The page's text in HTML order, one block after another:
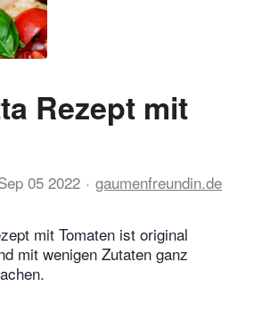
Rezept mit
05 2022 gaumenfreundin.de
mit Tomaten ist original
mit wenigen Zutaten ganz